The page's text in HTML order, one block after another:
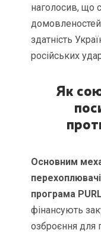
наголосив, що
здатність
російських
Як
Основним
програма
фінансують
озброєння для